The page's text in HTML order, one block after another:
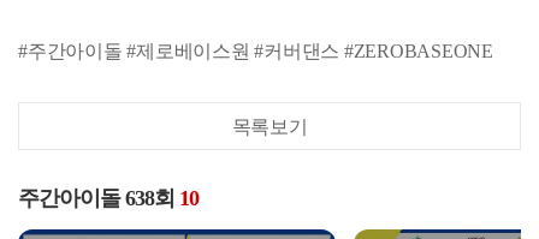
#주간아이돌 #제로베이스원 #커버댄스 #ZEROBASEONE
목록보기
주간아이돌 638회 10